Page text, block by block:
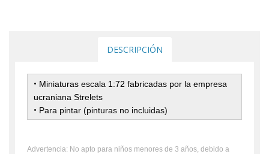
DESCRIPCIÓN
• Miniaturas escala 1:72 fabricadas por la empresa
ucraniana Strelets
• Para pintar (pinturas no incluidas)
Advertencia: No apto para niños menores de 3 años, debido a